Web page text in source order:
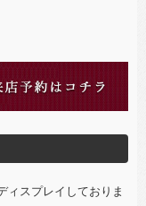
ィスプレイしておりま